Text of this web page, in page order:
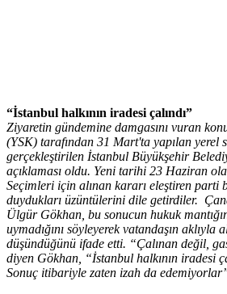
“İstanbul halkının iradesi çalındı”
Ziyaretin gündemine damgasını vuran
(YSK) tarafından 31 Mart'ta yapılan yerel
gerçekleştirilen İstanbul Büyükşehir
açıklaması oldu. Yeni tarihi 23 Haziran
Seçimleri için alınan kararı eleştiren parti
duydukları üzüntülerini dile getirdiler.
Ülgür Gökhan, bu sonucun hukuk
uymadığını söyleyerek vatandaşın aklıyla
düşündüğünü ifade etti. “Çalınan değil,
diyen Gökhan, “İstanbul halkının iradesi
Sonuç itibariyle zaten izah da